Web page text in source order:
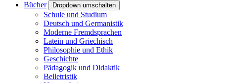
Bücher
Dropdown umschalten
Schule und Studium
Deutsch und Germanistik
Moderne Fremdsprachen
Latein und Griechisch
Philosophie und Ethik
Geschichte
Pädagogik und Didaktik
Belletristik